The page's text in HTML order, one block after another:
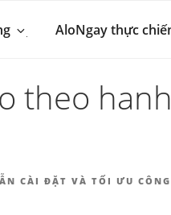
&
AloNgay thực
theo
CÀI ĐẶT VÀ TỐI ƯU CÔNG